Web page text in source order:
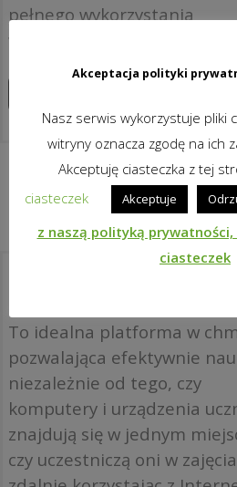
pełnego wykorzystania
wyposażenia ICT.
To idealna platforma w
pozwalająca efektywnie
niezależnie od tego, czy
komputery i urządzenia
znajdują się w jednym
czy uczestniczą oni w
Akceptacja polityki
Nasz serwis wykorzystuje pliki
witryny oznacza zgodę na ich
Akceptuję ciasteczka z tej
ciasteczek
Akceptuje
z naszą polityką
ciasteczek